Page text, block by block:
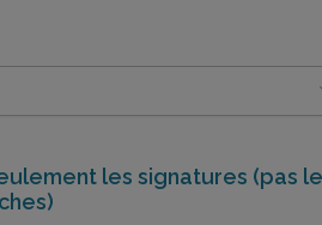
les signatures (pas